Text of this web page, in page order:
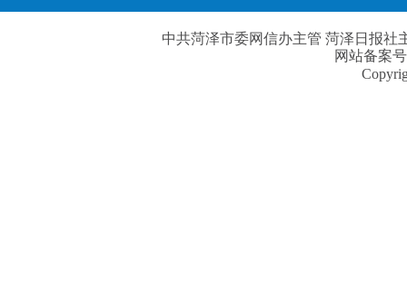
中共菏泽市委网信办主管 菏泽日报社
网站备案